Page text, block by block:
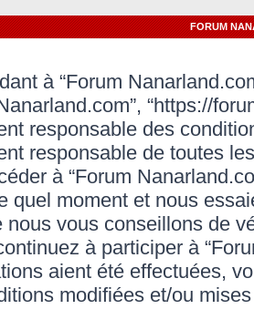
FORUM
à “Forum
“https://
responsable des
responsable de toutes
à “Forum
quel moment et nous
nous vous conseillons de
à participer à
aient été effectuées,
modifiées et/ou